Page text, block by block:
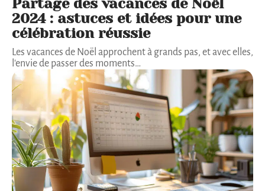
Partage des vacances de Noël
2024 : astuces et idées pour une
célébration réussie
Les vacances de Noël approchent à grands pas, et avec elles,
l'envie de passer des moments…